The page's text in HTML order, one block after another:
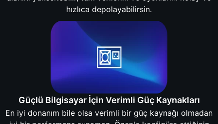
hızlıca depolayabilirsin.
Güçlü Bilgisayar İçin Verimli Güç Kaynakları
En iyi donanım bile olsa verimli bir güç kaynağı olmadan